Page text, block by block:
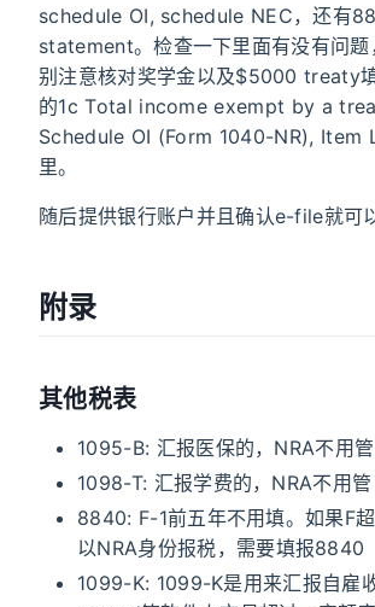
schedule OI, schedule NEC，还有
statement。检查一下里面有没有问题
别注意核对奖学金以及$5000 treaty
的1c Total income exempt by a
Schedule OI (Form 1040-NR), Item
里。
随后提供银行账户并且确认e-file就可
附录
其他税表
1095-B: 汇报医保的，NRA不用管
1098-T: 汇报学费的，NRA不用管
8840: F-1前五年不用填。如果F
以NRA身份报税，需要填报8840
1099-K: 1099-K是用来汇报自雇